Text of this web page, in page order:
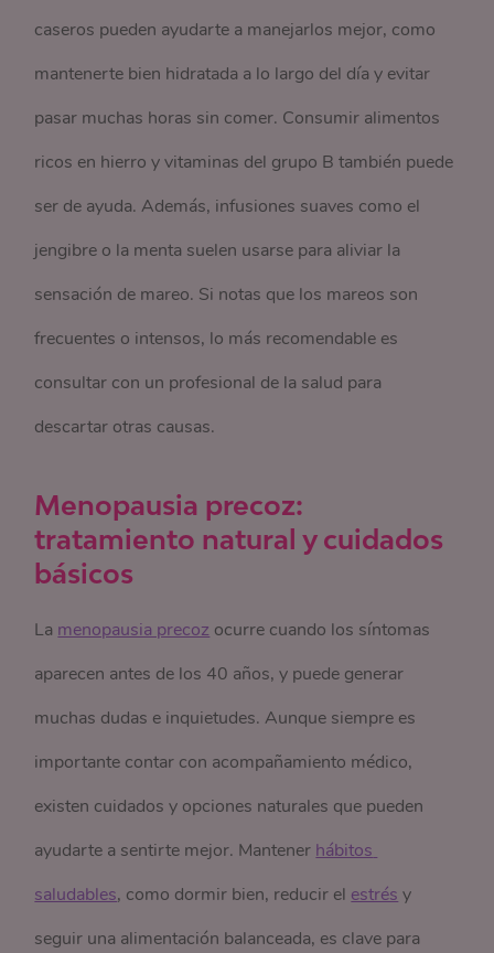
caseros pueden ayudarte a manejarlos mejor, como
mantenerte bien hidratada a lo largo del día y evitar
pasar muchas horas sin comer. Consumir alimentos
ricos en hierro y vitaminas del grupo B también puede
ser de ayuda. Además, infusiones suaves como el
jengibre o la menta suelen usarse para aliviar la
sensación de mareo. Si notas que los mareos son
frecuentes o intensos, lo más recomendable es
consultar con un profesional de la salud para
descartar otras causas.
Menopausia precoz:
tratamiento natural y cuidados
básicos
Lamenopausia precoz ocurre cuando los síntomas
aparecen antes de los 40 años, y puede generar
muchas dudas e inquietudes. Aunque siempre es
importante contar con acompañamiento médico,
existen cuidados y opciones naturales que pueden
ayudarte a sentirte mejor. Mantenerhábitos
saludables, como dormir bien, reducir elestrésy
seguir una alimentación balanceada, es clave para